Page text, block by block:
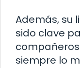
Además, su
sido clave
siempre lo